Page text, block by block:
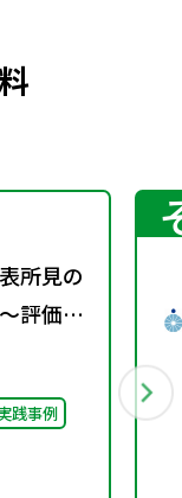
所見の
評価観
通知表
践事例